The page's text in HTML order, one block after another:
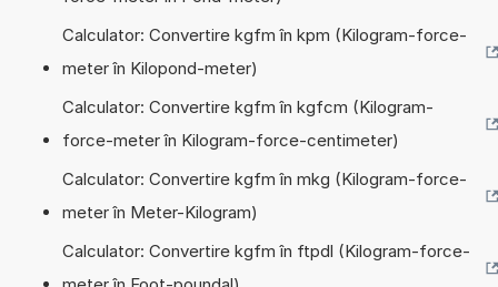
Calculator: Convertire kgfm în kpm (Kilogram-force-
meter în Kilopond-meter)
Calculator: Convertire kgfm în kgfcm (Kilogram-
force-meter în Kilogram-force-centimeter)
Calculator: Convertire kgfm în mkg (Kilogram-force-
meter în Meter-Kilogram)
Calculator: Convertire kgfm în ftpdl (Kilogram-force-